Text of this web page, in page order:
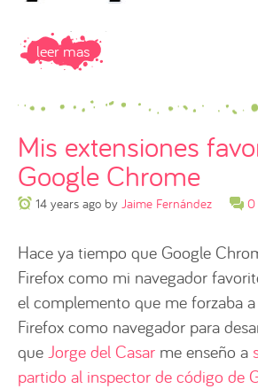
leer mas
Mis extensiones
Google Chrome
14 years ago by Jaime Fernández 0
Hace ya tiempo que Google
Firefox como mi navegador
el complemento que me forzaba
Firefox como navegador para
que Jorge del Casar me enseño a
partido al inspector de código de